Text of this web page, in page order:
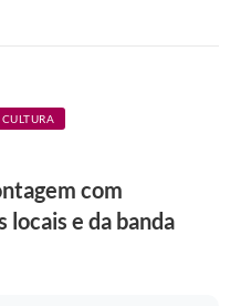
CULTURA
com
e da banda
F
o
:
C
a